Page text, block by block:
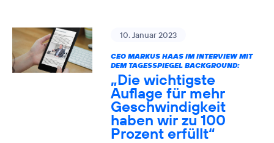
10. Januar 2023
CEO MARKUS HAAS IM INTERVIEW MIT
DEM TAGESSPIEGEL BACKGROUND:
„Die wichtigste
Auflage für mehr
Geschwindigkeit
haben wir zu 100
Prozent erfüllt“